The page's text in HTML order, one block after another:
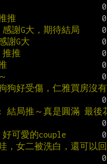
推
謝G大，期待結局
謝G大
推
狗好受傷，仁雅買房沒
: 結局推～真是圓滿 最後
可愛的couple
，女二被洗白，還可以